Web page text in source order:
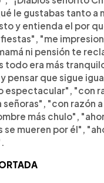
le gustabas tanto a
y entienda el por
"me
ni pensión te
todo era más
pensar que sigue
espectacular", "con
señoras", "con razón
más chulo",
se mueren por él",